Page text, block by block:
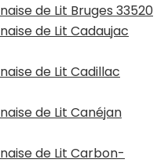
de Lit Bruges 33520
de Lit Cadaujac
de Lit Cadillac
de Lit Canéjan
de Lit Carbon-